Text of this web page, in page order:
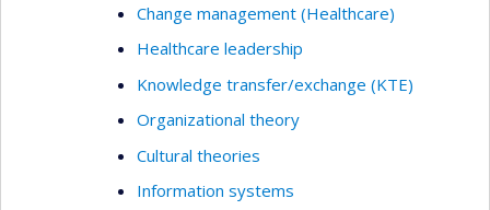
Change management (Healthcare)
Healthcare leadership
Knowledge transfer/exchange (KTE)
Organizational theory
Cultural theories
Information systems